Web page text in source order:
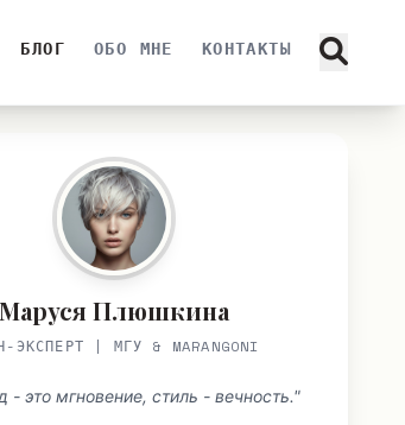
БЛОГ ОБО МНЕ КОНТАКТЫ
Маруся Плюшкина
ЭКСПЕРТ | МГУ & MARANGONI
- это мгновение, стиль - вечность."